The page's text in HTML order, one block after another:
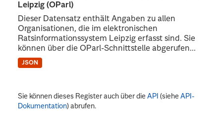
Leipzig (OParl)
Dieser Datensatz enthält Angaben zu allen
Organisationen, die im elektronischen
Ratsinformationssystem Leipzig erfasst sind. Sie
können über die OParl-Schnittstelle abgerufen...
JSON
Sie können dieses Register auch über dieAPI (sieheAPI-
Dokumentation) abrufen.